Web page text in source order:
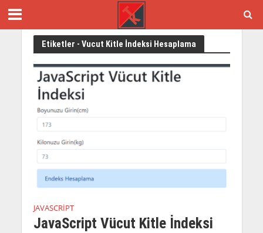
Etiketler - Vucut Kitle İndeksi Hesaplama
JAVASCRIPT
JavaScript Vücut Kitle İndeksi